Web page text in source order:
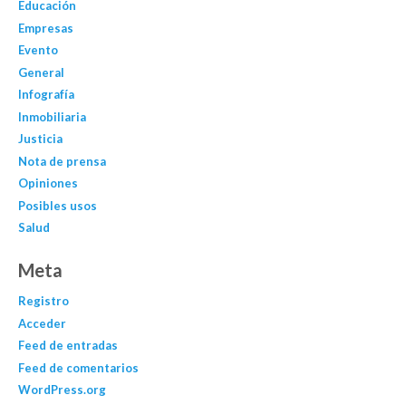
Educación
Empresas
Evento
General
Infografía
Inmobiliaria
Justicia
Nota de prensa
Opiniones
Posibles usos
Salud
Meta
Registro
Acceder
Feed de entradas
Feed de comentarios
WordPress.org